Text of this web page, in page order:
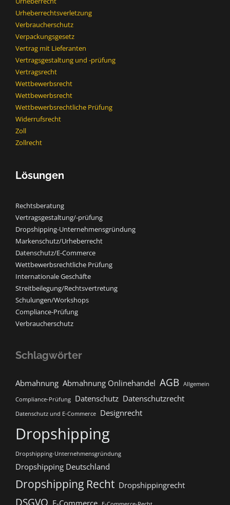
Urheberrechtsverletzung
Verbraucherschutz
Verpackungsgesetz
Vertrag mit Lieferanten
Vertragsgestaltung und -prüfung
Vertragsrecht
Wettbewerbsrecht
Wettbewerbsrecht​
Wettbewerbsrechtliche Prüfung
Widerrufsrecht
Zoll
Zollrecht
Lösungen
Rechtsberatung
Vertragsgestaltung/-prüfung
Dropshipping-Unternehmensgründung
Markenschutz/Urheberrecht
Datenschutz/E-Commerce
Wettbewerbsrechtliche Prüfung
Internationale Geschäfte
Streitbeilegung/Rechtsvertretung
Schulungen/Workshops
Compliance-Prüfung
Verbraucherschutz
Schlagwörter
Abmahnung Abmahnung Onlinehandel AGB Allgemein
Compliance-Prüfung Datenschutz Datenschutzrecht
Datenschutz und E-Commerce Designrecht
Dropshipping
Dropshipping-Unternehmensgründung
Dropshipping Deutschland
Dropshipping Recht Dropshippingrecht
DSGVO E-Commerce